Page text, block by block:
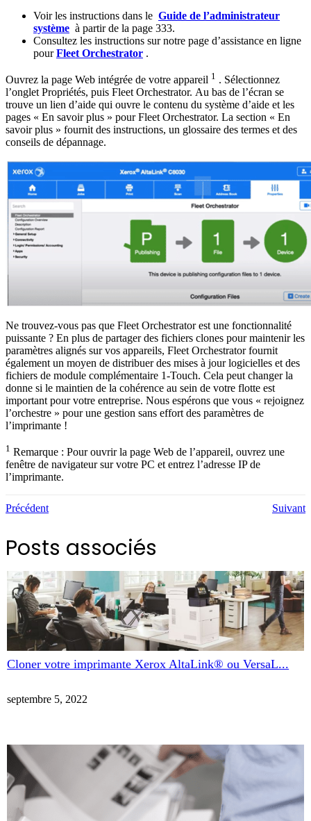
Voir les instructions dans le Guide de l’administrateur
système à partir de la page 333.
Consultez les instructions sur notre page d’assistance en ligne
pourFleet Orchestrator .
Ouvrez la page Web intégrée de votre appareil 1 . Sélectionnez
l’onglet Propriétés, puis Fleet Orchestrator. Au bas de l’écran se
trouve un lien d’aide qui ouvre le contenu du système d’aide et les
pages « En savoir plus » pour Fleet Orchestrator. La section « En
savoir plus » fournit des instructions, un glossaire des termes et des
conseils de dépannage.
Ne trouvez-vous pas que Fleet Orchestrator est une fonctionnalité
puissante ? En plus de partager des fichiers clones pour maintenir les
paramètres alignés sur vos appareils, Fleet Orchestrator fournit
également un moyen de distribuer des mises à jour logicielles et des
fichiers de module complémentaire 1-Touch. Cela peut changer la
donne si le maintien de la cohérence au sein de votre flotte est
important pour votre entreprise. Nous espérons que vous « rejoignez
l’orchestre » pour une gestion sans effort des paramètres de
l’imprimante !
1 Remarque : Pour ouvrir la page Web de l’appareil, ouvrez une
fenêtre de navigateur sur votre PC et entrez l’adresse IP de
l’imprimante.
Précédent Suivant
Posts associés
Cloner votre imprimante Xerox AltaLink® ou VersaL...
septembre 5, 2022